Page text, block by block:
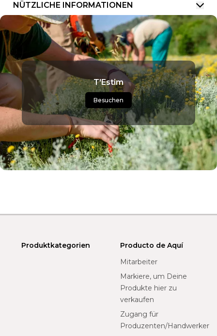
NÜTZLICHE INFORMATIONEN
T'Estim
Besuchen
Produktkategorien
Producto de Aquí
Mitarbeiter
Markiere, um Deine
Produkte hier zu
verkaufen
Zugang für
Produzenten/Handwerker